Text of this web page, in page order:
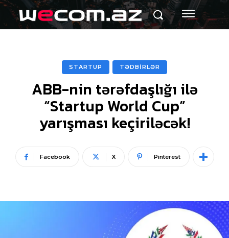
STARTUP TƏDBİRLƏR
ABB-nin tərəfdaşlığı ilə
“Startup World Cup”
yarışması keçiriləcək!
Facebook X Pinterest